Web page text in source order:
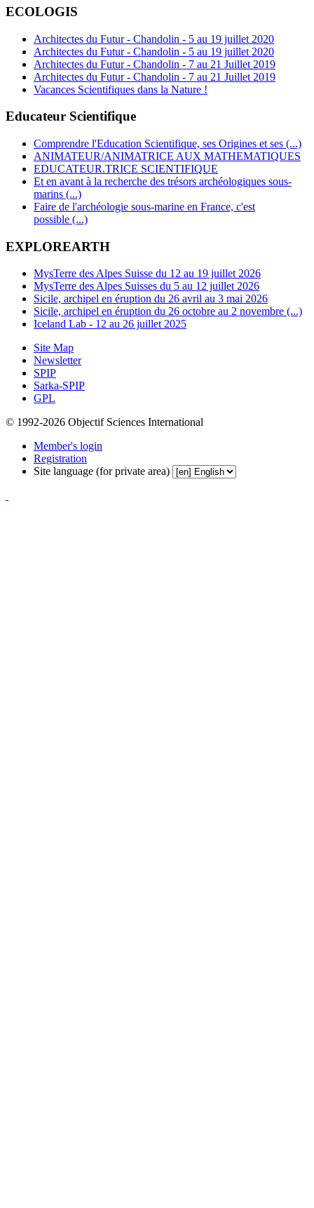
ECOLOGIS
Architectes du Futur - Chandolin - 5 au 19 juillet 2020
Architectes du Futur - Chandolin - 5 au 19 juillet 2020
Architectes du Futur - Chandolin - 7 au 21 Juillet 2019
Architectes du Futur - Chandolin - 7 au 21 Juillet 2019
Vacances Scientifiques dans la Nature !
Educateur Scientifique
Comprendre l'Education Scientifique, ses Origines et ses (...)
ANIMATEUR/ANIMATRICE AUX MATHEMATIQUES
EDUCATEUR.TRICE SCIENTIFIQUE
Et en avant à la recherche des trésors archéologiques sous-
marins (...)
Faire de l'archéologie sous-marine en France, c'est
possible (...)
EXPLOREARTH
MysTerre des Alpes Suisse du 12 au 19 juillet 2026
MysTerre des Alpes Suisses du 5 au 12 juillet 2026
Sicile, archipel en éruption du 26 avril au 3 mai 2026
Sicile, archipel en éruption du 26 octobre au 2 novembre (...)
Iceland Lab - 12 au 26 juillet 2025
Site Map
Newsletter
SPIP
Sarka-SPIP
GPL
© 1992-2026 Objectif Sciences International
Member's login
Registration
Site language (for private area)